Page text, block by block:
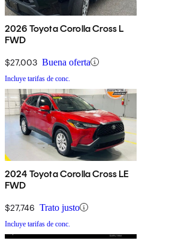
2026 Toyota Corolla Cross L
FWD
$27,003 Buena oferta
Incluye tarifas de conc.
2024 Toyota Corolla Cross LE
FWD
$27,746 Trato justo
Incluye tarifas de conc.